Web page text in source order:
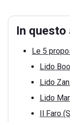
In
Le 5
Lido
Lido
Lido
Il Faro